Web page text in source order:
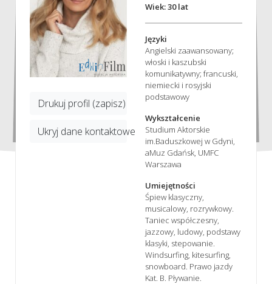
Drukuj profil (zapisz)
Ukryj dane kontaktowe
Wiek: 30 lat
Języki
Angielski zaawansowany;
włoski i kaszubski
komunikatywny; francuski,
niemiecki i rosyjski
podstawowy
Wykształcenie
Studium Aktorskie
im.Baduszkowej w Gdyni,
aMuz Gdańsk, UMFC
Warszawa
Umiejętności
Śpiew klasyczny,
musicalowy, rozrywkowy.
Taniec współczesny,
jazzowy, ludowy, podstawy
klasyki, stepowanie.
Windsurfing, kitesurfing,
snowboard. Prawo jazdy
Kat. B. Pływanie.